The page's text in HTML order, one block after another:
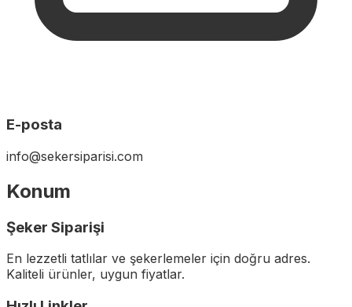
E-posta
info@sekersiparisi.com
Konum
Şeker Siparişi
En lezzetli tatlılar ve şekerlemeler için doğru adres.
Kaliteli ürünler, uygun fiyatlar.